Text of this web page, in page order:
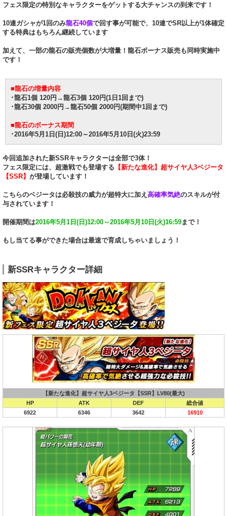
フェス限定の特別なキャラクターをゲットする大チャンスの到来です！
10連ガシャが1回のみ龍石40個で回す事が可能で、10連でSR以上が1体確定
する特典はもちろん継続しています
加えて、一部の龍石の販売個数が大増量！龍石ボーナス販売も同時実施中
です！
■龍石の増量内容
･龍石1個 120円→龍石3個 120円(1日1回まで)
･龍石30個 2000円→龍石50個 2000円(期間中1回まで)
■龍石のボーナス期間
･2016年5月1日(日)12:00～2016年5月10日(火)23:59
今回追加された新SSRキャラクターは全部で3体！
フェス限定には、超激戦でも登場する 【新たな進化】超サイヤ人3ベジータ
【SSR】 が登場しています！
こちらのベジータは必殺技の威力が超特大に加え 高確率気絶のスキルが付
与されています！
開催期間は2016年5月1日(日)12:00～2016年5月10日(火)16:59 まで！
もし当てる事ができた場合は最速で育成しちゃいましょう！
新SSRキャラクター詳細
【新たな進化】超サイヤ人3ベジータ【SSR】LV80(最大)
HP
ATK DEF
総合値
6922
6346 3642 16910